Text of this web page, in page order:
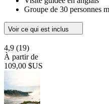
Groupe de 30 personnes
Voir ce qui est inclus
4,9 (19)
À partir de
109,00 $US